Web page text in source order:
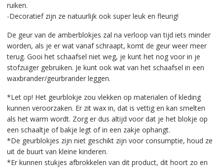
ruiken.
-Decoratief zijn ze natuurlijk ook super leuk en fleurig!
De geur van de amberblokjes zal na verloop van tijd iets minder
worden, als je er wat vanaf schraapt, komt de geur weer meer
terug. Gooi het schaafsel niet weg, je kunt het nog voor in je
stofzuiger gebruiken. Je kunt ook wat van het schaafsel in een
waxbrander/geurbrander leggen.
*Let op! Het geurblokje zou vlekken op materialen of kleding
kunnen veroorzaken. Er zit wax in, dat is vettig en kan smelten
als het warm wordt. Zorg er dus altijd voor dat je het blokje op
een schaaltje of bakje legt of in een zakje ophangt.
*De geurblokjes zijn niet geschikt zijn voor consumptie, houd ze
uit de buurt van kleine kinderen.
*Er kunnen stukjes afbrokkelen van dit product, dit hoort zo en